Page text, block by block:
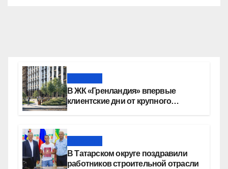
В ЖК «Гренландия» впервые
клиентские дни от крупного
В Татарском округе поздравили
работников строительной отрасли